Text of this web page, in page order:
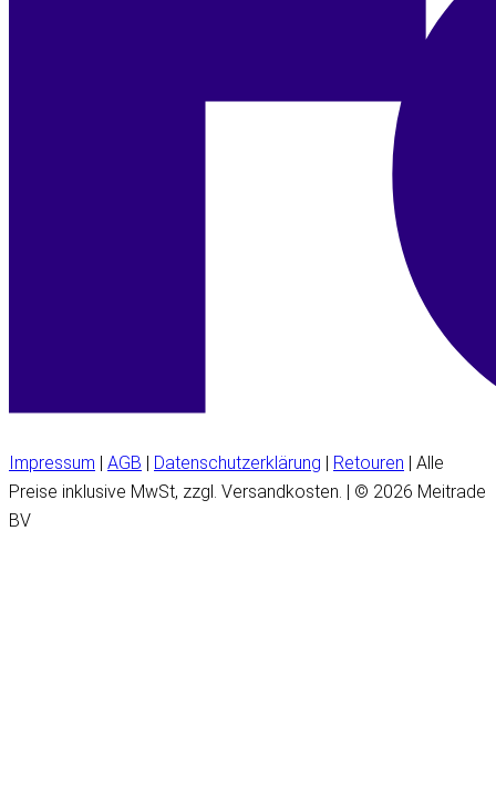
Impressum AGB Datenschutzerklärung Retouren | Alle
Preise inklusive MwSt, zzgl. Versandkosten. | © 2026 Meitrade
BV